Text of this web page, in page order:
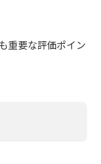
重要な評価ポイン